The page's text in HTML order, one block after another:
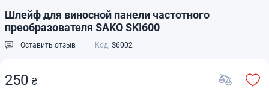
Шлейф для виносной панели частотного
преобразователя SAKO SKI600
Оставить отзыв Код: S6002
250 ₴